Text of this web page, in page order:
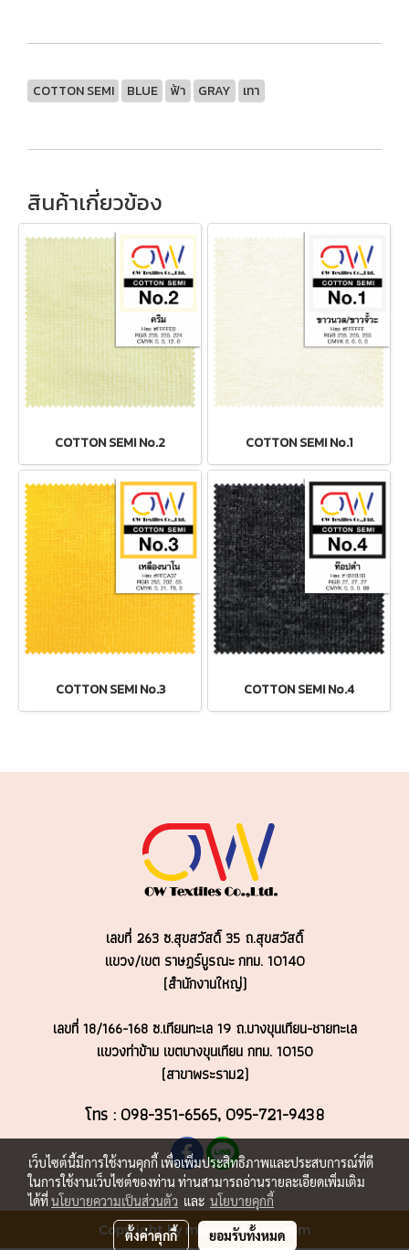
COTTON SEMI BLUE ฟ้า GRAY เทา
สินค้าเกี่ยวข้อง
COTTON SEMI No.2 COTTON SEMI No.1
COTTON SEMI No.3 COTTON SEMI No.4
เลขที่ 263 ซ.สุขสวัสดิ์ 35 ถ.สุขสวัสดิ์
แขวง/เขต ราษฏร์บูรณะกทม. 10140
(สำนักงานใหญ่)
เลขที่ 18/166-168 ซ.เทียนทะเล 19 ถ.บางขุนเทียน-ชายทะเล
แขวงท่าข้าม เขตบางขุนเทียน กทม. 10150
(สาขาพระราม2)
โทร : 098-351-6565, 095-721-9438
Copyright by makewebeasy.com
เว็บไซต์นี้มีการใช้งานคุกกี้ เพื่อเพิ่มประสิทธิภาพและประสบการณ์ที่ดี
ในการใช้งานเว็บไซต์ของท่าน ท่านสามารถอ่านรายละเอียดเพิ่มเติม
ได้ที่นโยบายความเป็นส่วนตัว และ นโยบายคุกกี้
ตั้งค่าคุกกี้ ยอมรับทั้งหมด